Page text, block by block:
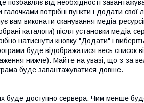
позбавляє від необхідності
потрібні пункти і додати свої
вам виконати сканування медіа-
каталоги) після установки медіа-
натиснути кнопку "Додати" і
буде відображатися весь список
нижче). Майте на увазі, що з-за
буде завантажуватися довше.
буде доступно сервера. Чим менше